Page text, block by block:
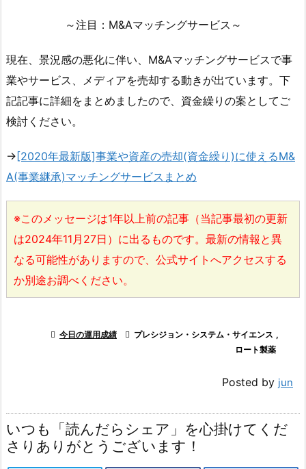
～注目：M&Aマッチングサービス～
現在、景況感の悪化に伴い、M&Aマッチングサービスで事
業やサービス、メディアを売却する動きが出ています。下
記記事に詳細をまとめましたので、資金繰りの案としてご
検討ください。
→[2020年最新版]事業や資産の売却(資金繰り)に使えるM&
A(事業継承)マッチングサービスまとめ
※このメッセージは1年以上前の記事（当記事最初の更新
は2024年11月27日）に出るものです。最新の情報と異
なる可能性がありますので、公式サイトへアクセスする
か別途お調べください。
 今日の運用成績  プレシジョン・システム・サイエンス ,
ロート製薬
Posted by jun
いつも「読んだらシェア」を心掛けてくだ
さりありがとうございます！